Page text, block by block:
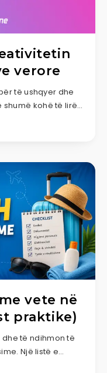
verore
të ushqyer dhe
shumë kohë të lirë…
vete në
praktike)
dhe të ndihmon të
Një listë e…